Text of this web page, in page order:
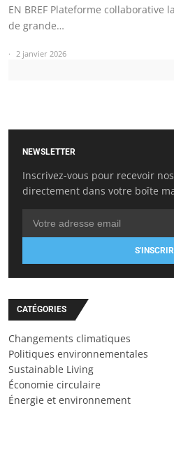
EN BREF Plateforme collaborative
de grande…
2 janvier 2026
NEWSLETTER
Inscrivez-vous pour recevoir
directement dans votre boîte
CATÉGORIES
Changements climatiques
Politiques environnementales
Sustainable Living
Économie circulaire
Énergie et environnement